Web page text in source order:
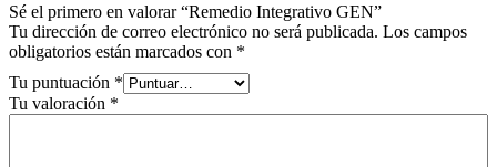
Sé el primero en valorar “Remedio Integrativo GEN”
Tu dirección de correo electrónico no será publicada. Los campos
obligatorios están marcados con *
Tu puntuación *
Tu valoración *